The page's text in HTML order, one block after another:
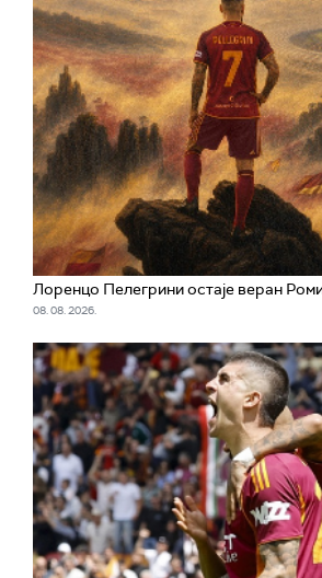
Лоренцо Пелегрини остаје веран
08. 08. 2026.